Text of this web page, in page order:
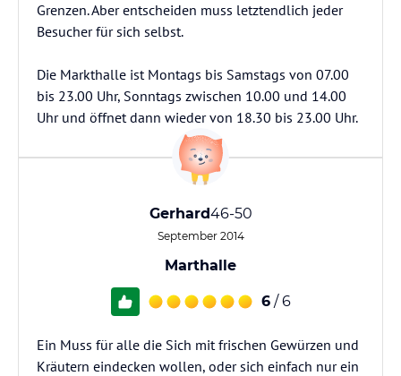
Grenzen. Aber entscheiden muss letztendlich jeder
Besucher für sich selbst.
Die Markthalle ist Montags bis Samstags von 07.00
bis 23.00 Uhr, Sonntags zwischen 10.00 und 14.00
Uhr und öffnet dann wieder von 18.30 bis 23.00 Uhr.
Gerhard46-50
September 2014
Marthalle
6 / 6
Ein Muss für alle die Sich mit frischen Gewürzen und
Kräutern eindecken wollen, oder sich einfach nur ein